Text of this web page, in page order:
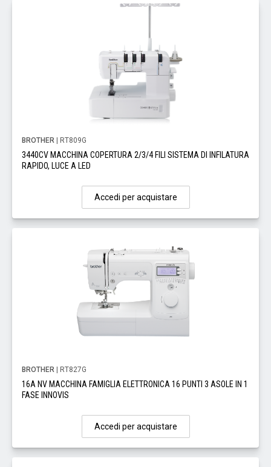
BROTHER | RT809G
3440CV MACCHINA COPERTURA 2/3/4 FILI SISTEMA DI INFILATURA
RAPIDO, LUCE A LED
Accedi per acquistare
BROTHER | RT827G
16A NV MACCHINA FAMIGLIA ELETTRONICA 16 PUNTI 3 ASOLE IN 1
FASE INNOVIS
Accedi per acquistare